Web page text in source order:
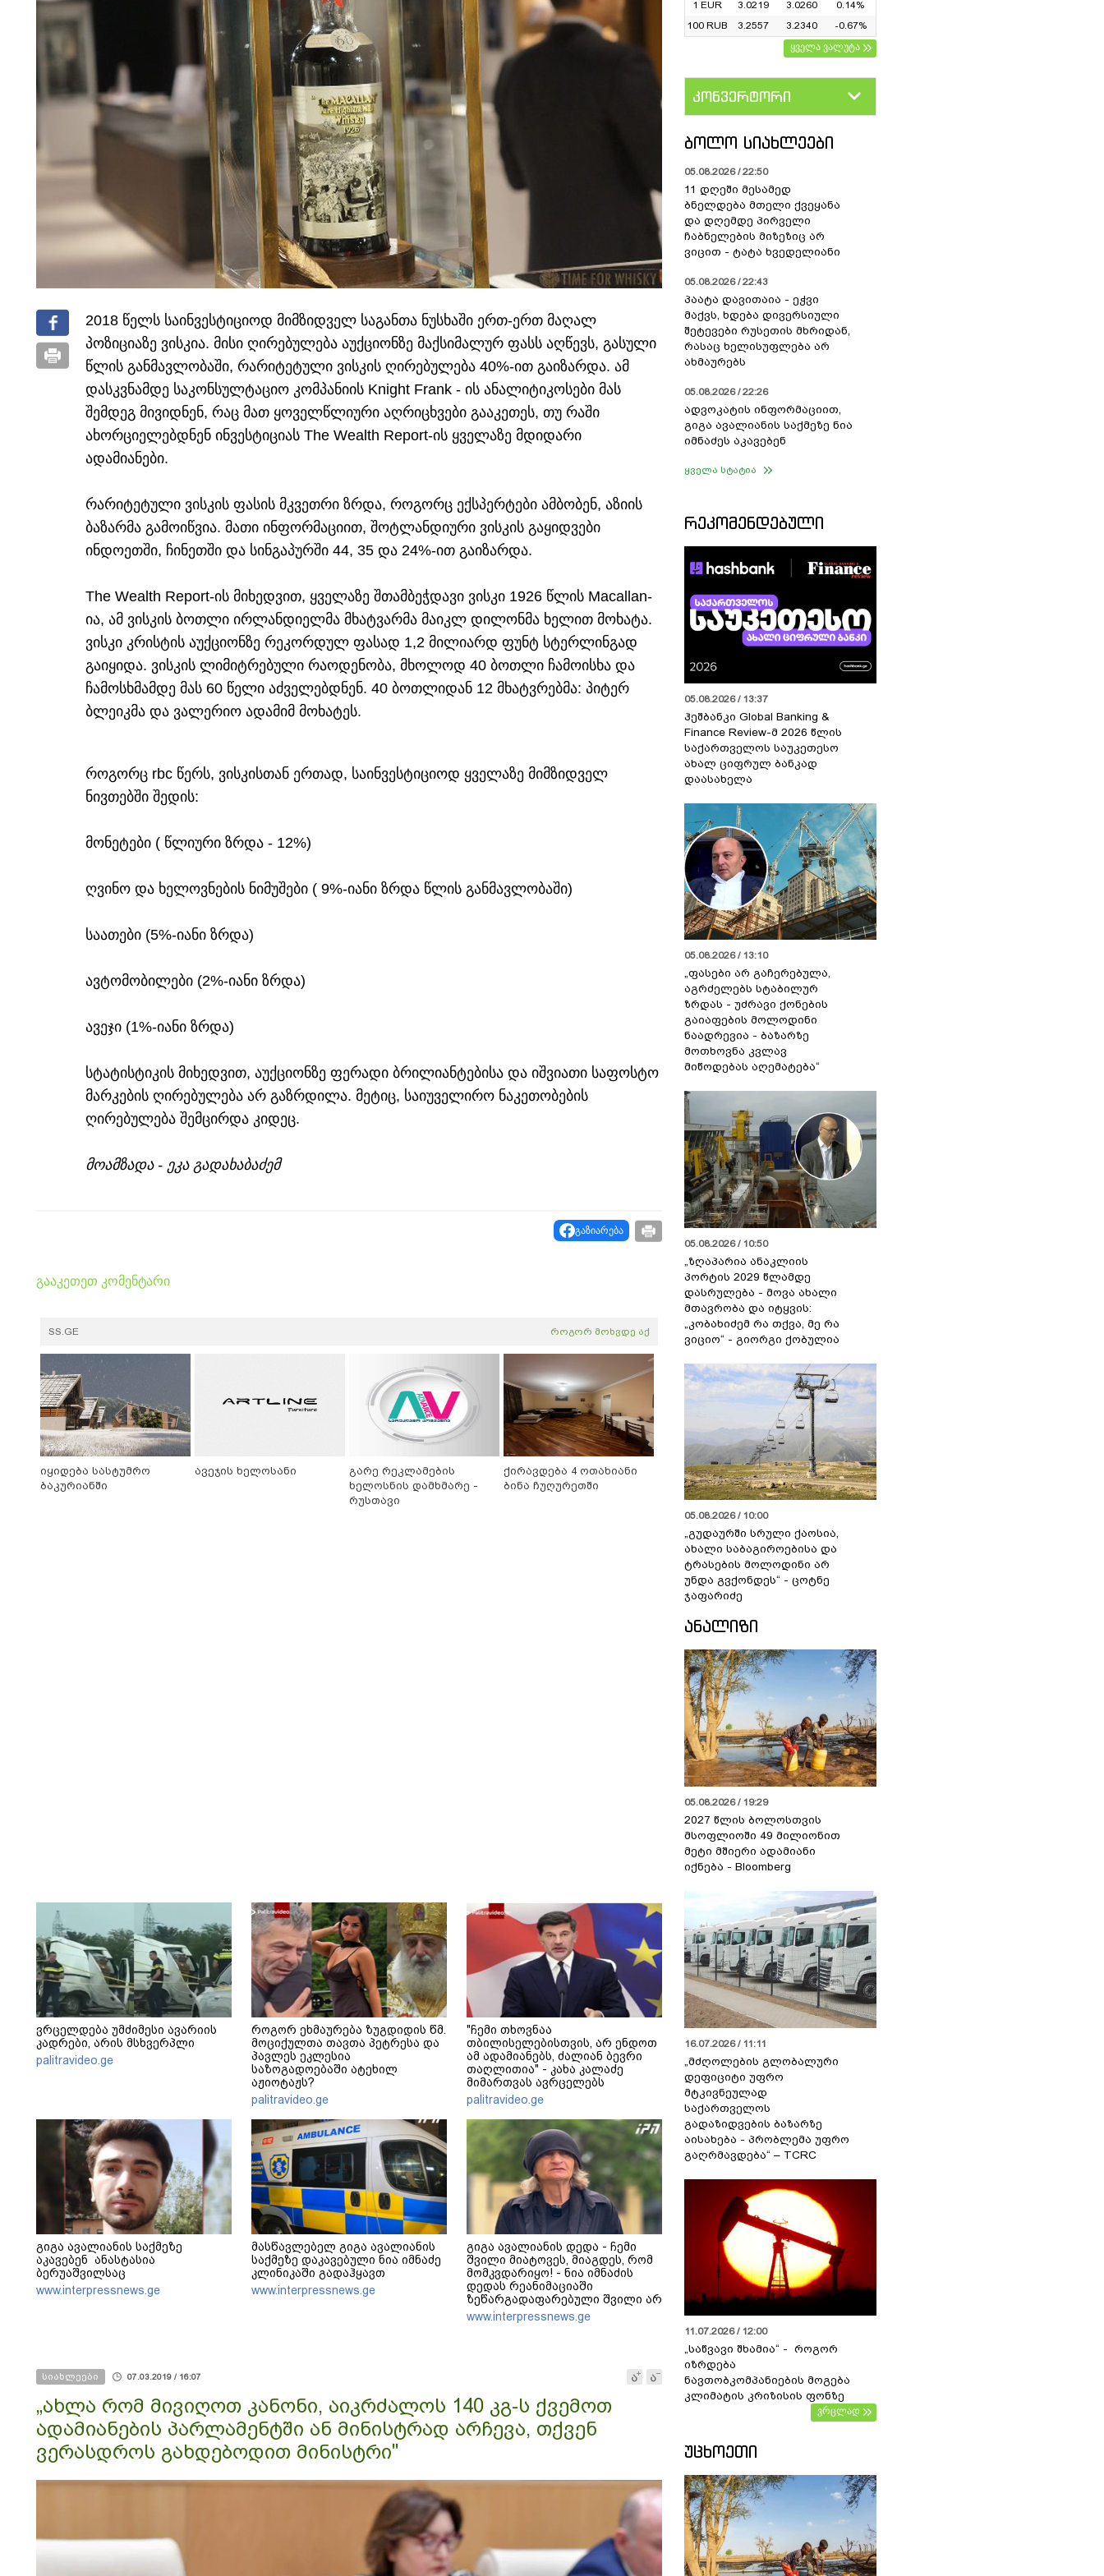
2018 წელს საინვესტიციოდ მიმზიდველ საგანთა ნუსხაში ერთ-ერთ მაღალ
პოზიციაზე ვისკია. მისი ღირებულება აუქციონზე მაქსიმალურ ფასს აღწევს, გასული
წლის განმავლობაში, რარიტეტული ვისკის ღირებულება 40%-ით გაიზარდა. ამ
დასკვნამდე საკონსულტაციო კომპანიის Knight Frank - ის ანალიტიკოსები მას
შემდეგ მივიდნენ, რაც მათ ყოველწლიური აღრიცხვები გააკეთეს, თუ რაში
ახორციელებდნენ ინვესტიციას The Wealth Report-ის ყველაზე მდიდარი
ადამიანები.
რარიტეტული ვისკის ფასის მკვეთრი ზრდა, როგორც ექსპერტები ამბობენ, აზიის
ბაზარმა გამოიწვია. მათი ინფორმაციით, შოტლანდიური ვისკის გაყიდვები
ინდოეთში, ჩინეთში და სინგაპურში 44, 35 და 24%-ით გაიზარდა.
The Wealth Report-ის მიხედვით, ყველაზე შთამბეჭდავი ვისკი 1926 წლის Macallan-
ია, ამ ვისკის ბოთლი ირლანდიელმა მხატვარმა მაიკლ დილონმა ხელით მოხატა.
ვისკი კრისტის აუქციონზე რეკორდულ ფასად 1,2 მილიარდ ფუნტ სტერლინგად
გაიყიდა. ვისკის ლიმიტრებული რაოდენობა, მხოლოდ 40 ბოთლი ჩამოისხა და
ჩამოსხმამდე მას 60 წელი აძველებდნენ. 40 ბოთლიდან 12 მხატვრებმა: პიტერ
ბლეიკმა და ვალერიო ადამიმ მოხატეს.
როგორც rbc წერს, ვისკისთან ერთად, საინვესტიციოდ ყველაზე მიმზიდველ
ნივთებში შედის:
მონეტები ( წლიური ზრდა - 12%)
ღვინო და ხელოვნების ნიმუშები ( 9%-იანი ზრდა წლის განმავლობაში)
საათები (5%-იანი ზრდა)
ავტომობილები (2%-იანი ზრდა)
ავეჯი (1%-იანი ზრდა)
სტატისტიკის მიხედვით, აუქციონზე ფერადი ბრილიანტებისა და იშვიათი საფოსტო
მარკების ღირებულება არ გაზრდილა. მეტიც, საიუველირო ნაკეთობების
ღირებულება შემცირდა კიდეც.
მოამზადა - ეკა გადახაბაძემ
გაზიარება
გააკეთეთ კომენტარი
SS.GE როგორ მოხვდე აქ
იყიდება სასტუმრო
ბაკურიანში
ავეჯის ხელოსანი
გარე რეკლამების
ხელოსნის დამხმარე -
რუსთავი
ქირავდება 4 ოთახიანი
ბინა ჩუღურეთში
ვრცელდება უმძიმესი ავარიის
კადრები, არის მსხვერპლი
palitravideo.ge
როგორ ეხმაურება ზუგდიდის წმ.
მოციქულთა თავთა პეტრესა და
პავლეს ეკლესია
საზოგადოებაში ატეხილ
აჟიოტაჟს?
palitravideo.ge
"ჩემი თხოვნაა
თბილისელებისთვის, არ ენდოთ
ამ ადამიანებს, ძალიან ბევრი
თაღლითია" - კახა კალაძე
მიმართვას ავრცელებს
palitravideo.ge
გიგა ავალიანის საქმეზე
აკავებენ ანასტასია
ბერუაშვილსაც
www.interpressnews.ge
მასწავლებელ გიგა ავალიანის
საქმეზე დაკავებული ნია იმნაძე
კლინიკაში გადაჰყავთ
www.interpressnews.ge
გიგა ავალიანის დედა - ჩემი
შვილი მიატოვეს, მიაგდეს, რომ
მომკვდარიყო! - ნია იმნაძის
დედას რეანიმაციაში
ზეწარგადაფარებული შვილი არ
უნახავს - ჩემი აზრით, ანასტასია
ბერუაშვილსაც დაიჭერენ
www.interpressnews.ge
სიახლეები 07.03.2019 / 16:07
„ახლა რომ მივიღოთ კანონი, აიკრძალოს 140 კგ-ს ქვემოთ
ადამიანების პარლამენტში ან მინისტრად არჩევა, თქვენ
ვერასდროს გახდებოდით მინისტრი"
1 EUR
3.0219 3.0260
0.14%
100 RUB
3.2557 3.2340
-0.67%
ყველა ვალუტა
კონვერტორი
ᲑᲝᲚᲝ ᲡᲘᲐᲮᲚᲔᲔᲑᲘ
05.08.2026 / 22:50
11 დღეში მესამედ
ბნელდება მთელი ქვეყანა
და დღემდე პირველი
ჩაბნელების მიზეზიც არ
ვიცით - ტატა ხვედელიანი
05.08.2026 / 22:43
პაატა დავითაია - ეჭვი
მაქვს, ხდება დივერსიული
შეტევები რუსეთის მხრიდან,
რასაც ხელისუფლება არ
ახმაურებს
05.08.2026 / 22:26
ადვოკატის ინფორმაციით,
გიგა ავალიანის საქმეზე ნია
იმნაძეს აკავებენ
ყველა სტატია
ᲠᲔᲙᲝᲛᲔᲜᲓᲔᲑᲣᲚᲘ
05.08.2026 / 13:37
ჰეშბანკი Global Banking &
Finance Review-მ 2026 წლის
საქართველოს საუკეთესო
ახალ ციფრულ ბანკად
დაასახელა
05.08.2026 / 13:10
„ფასები არ გაჩერებულა,
აგრძელებს სტაბილურ
ზრდას - უძრავი ქონების
გაიაფების მოლოდინი
ნაადრევია - ბაზარზე
მოთხოვნა კვლავ
მიწოდებას აღემატება“
05.08.2026 / 10:50
„ზღაპარია ანაკლიის
პორტის 2029 წლამდე
დასრულება - მოვა ახალი
მთავრობა და იტყვის:
„კობახიძემ რა თქვა, მე რა
ვიციო“ - გიორგი ქობულია
05.08.2026 / 10:00
„გუდაურში სრული ქაოსია,
ახალი საბაგიროებისა და
ტრასების მოლოდინი არ
უნდა გვქონდეს“ - ცოტნე
ჯაფარიძე
ᲐᲜᲐᲚᲘᲖᲘ
05.08.2026 / 19:29
2027 წლის ბოლოსთვის
მსოფლიოში 49 მილიონით
მეტი მშიერი ადამიანი
იქნება - Bloomberg
16.07.2026 / 11:11
„მძღოლების გლობალური
დეფიციტი უფრო
მტკივნეულად
საქართველოს
გადაზიდვების ბაზარზე
აისახება - პრობლემა უფრო
გაღრმავდება“ – TCRC
11.07.2026 / 12:00
„საწვავი შხამია“ - როგორ
იზრდება
ნავთობკომპანიების მოგება
კლიმატის კრიზისის ფონზე
ვრცლად
ᲣᲪᲮᲝᲔᲗᲘ